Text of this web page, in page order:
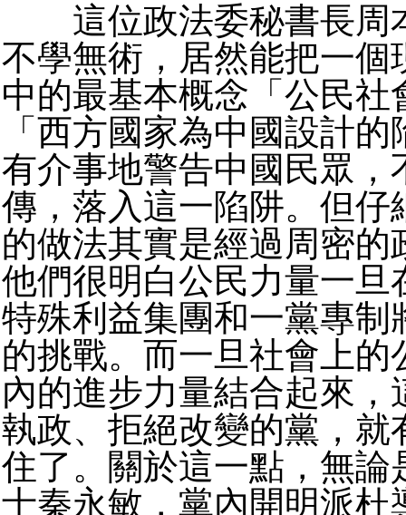
這位政法委秘書長周
不學無術，居然能把一個
中的最基本概念「公民社
「西方國家為中國設計
有介事地警告中國民眾，
傳，落入這一陷阱。但仔
的做法其實是經過周密的
他們很明白公民力量一旦
特殊利益集團和一黨專制
的挑戰。而一旦社會上的
內的進步力量結合起來，
執政、拒絕改變的黨，就
住了。關於這一點，無論
士秦永敏，黨內開明派杜